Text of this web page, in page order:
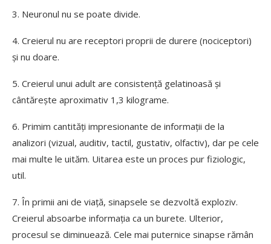
3. Neuronul nu se poate divide.
4. Creierul nu are receptori proprii de durere (nociceptori)
și nu doare.
5. Creierul unui adult are consistență gelatinoasă și
cântărește aproximativ 1,3 kilograme.
6. Primim cantități impresionante de informații de la
analizori (vizual, auditiv, tactil, gustativ, olfactiv), dar pe cele
mai multe le uităm. Uitarea este un proces pur fiziologic,
util.
7. În primii ani de viață, sinapsele se dezvoltă exploziv.
Creierul absoarbe informația ca un burete. Ulterior,
procesul se diminuează. Cele mai puternice sinapse rămân